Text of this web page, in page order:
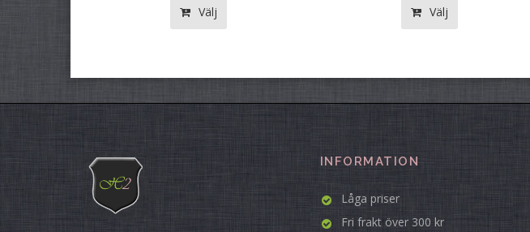
Välj Välj
INFORMATION
Låga priser
Fri frakt över 300 kr